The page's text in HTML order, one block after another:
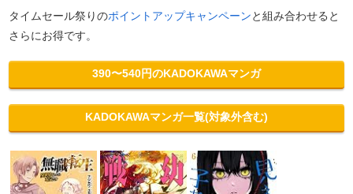
タイムセール祭りのポイントアップキャンペーンと組み合わせると
さらにお得です。
390〜540円のKADOKAWAマンガ
KADOKAWAマンガ一覧(対象外含む)